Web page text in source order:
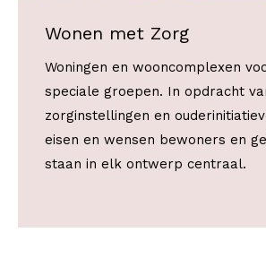
Wonen met Zorg
Woningen en wooncomplexen
speciale groepen. In opdracht
zorginstellingen en
eisen en wensen bewoners en
staan in elk ontwerp centraal.